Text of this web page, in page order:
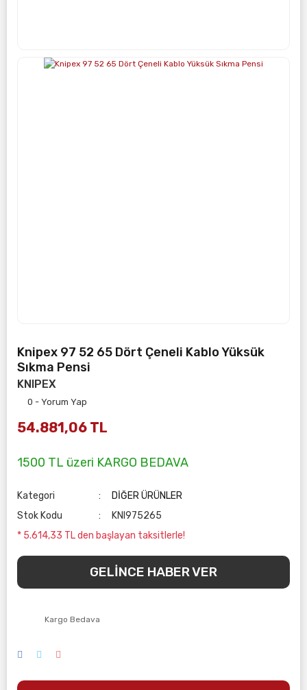
Knipex 97 52 65 Dört Çeneli Kablo Yüksük
Sıkma Pensi
KNIPEX
0 - Yorum Yap
54.881,06 TL
1500 TL üzeri KARGO BEDAVA
Kategori
DİĞER ÜRÜNLER
Stok Kodu
KNI975265
* 5.614,33 TL den başlayan taksitlerle!
GELİNCE HABER VER
Kargo Bedava